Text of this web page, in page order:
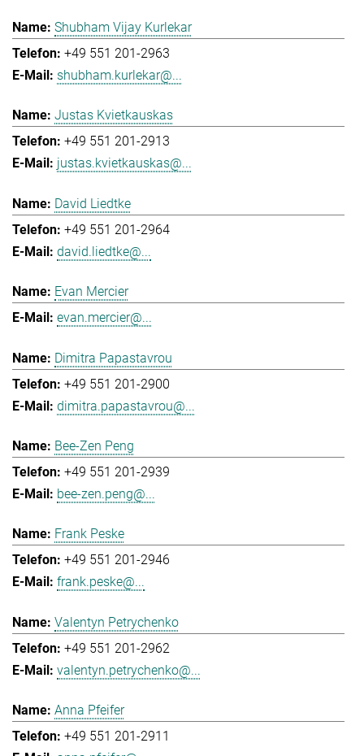
Shubham Vijay Kurlekar
+49 551 201-2963
shubham.kurlekar@...
Justas Kvietkauskas
+49 551 201-2913
justas.kvietkauskas@...
David Liedtke
+49 551 201-2964
david.liedtke@...
Evan Mercier
evan.mercier@...
Dimitra Papastavrou
+49 551 201-2900
dimitra.papastavrou@...
Bee-Zen Peng
+49 551 201-2939
bee-zen.peng@...
Frank Peske
+49 551 201-2946
frank.peske@...
Valentyn Petrychenko
+49 551 201-2962
valentyn.petrychenko@...
Anna Pfeifer
+49 551 201-2911